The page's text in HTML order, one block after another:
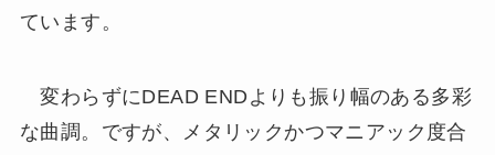
ています。
変わらずにDEAD ENDよりも振り幅のある多彩
な曲調。ですが、メタリックかつマニアック度合